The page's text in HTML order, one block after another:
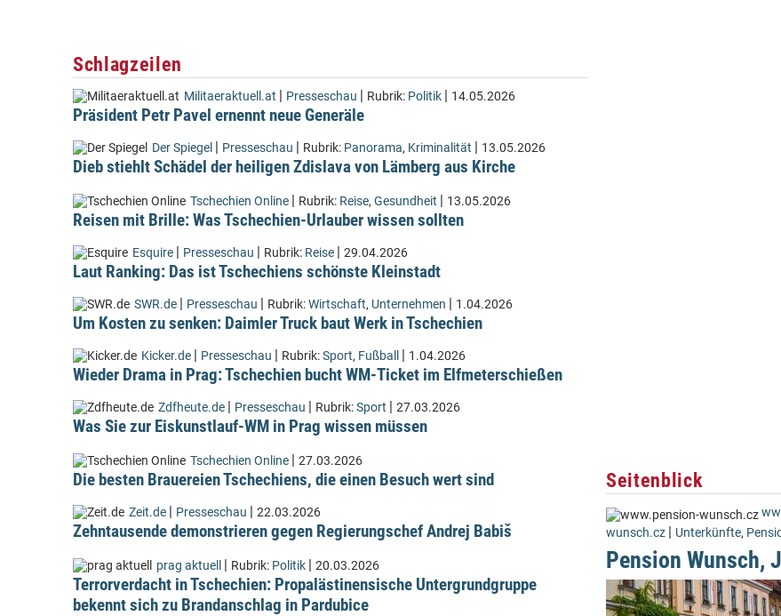
Schlagzeilen
Militaeraktuell.at | Presseschau | Rubrik: Politik | 14.05.2026
Präsident Petr Pavel ernennt neue Generäle
Der Spiegel | Presseschau | Rubrik: Panorama, Kriminalität | 13.05.2026
Dieb stiehlt Schädel der heiligen Zdislava von Lämberg aus Kirche
Tschechien Online | Rubrik: Reise, Gesundheit | 13.05.2026
Reisen mit Brille: Was Tschechien-Urlauber wissen sollten
Esquire | Presseschau | Rubrik: Reise | 29.04.2026
Laut Ranking: Das ist Tschechiens schönste Kleinstadt
SWR.de | Presseschau | Rubrik:Wirtschaft, Unternehmen | 1.04.2026
Um Kosten zu senken: Daimler Truck baut Werk in Tschechien
Kicker.de | Presseschau | Rubrik:Sport, Fußball | 1.04.2026
Wieder Drama in Prag: Tschechien bucht WM-Ticket im Elfmeterschießen
Zdfheute.de | Presseschau | Rubrik:Sport | 27.03.2026
Was Sie zur Eiskunstlauf-WM in Prag wissen müssen
Tschechien Online | 27.03.2026
Die besten Brauereien Tschechiens, die einen Besuch wert sind
Zeit.de | Presseschau | 22.03.2026
Zehntausende demonstrieren gegen Regierungschef Andrej Babiš
prag aktuell | Rubrik: Politik | 20.03.2026
Terrorverdacht in Tschechien: Propalästinensische Untergrundgruppe
bekennt sich zu Brandanschlag in Pardubice
Seitenblick
wunsch.cz | Unterkünfte,
Pension Wunsch,